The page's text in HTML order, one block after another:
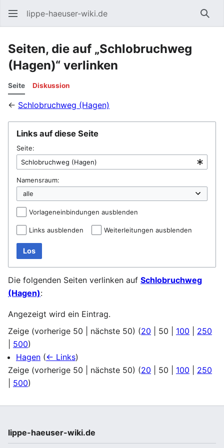
lippe-haeuser-wiki.de
Seiten, die auf „Schlobruchweg
(Hagen)“ verlinken
Seite Diskussion
← Schlobruchweg (Hagen)
Links auf diese Seite
Seite:
Namensraum:
Vorlageneinbindungen ausblenden
Links ausblenden Weiterleitungen ausblenden
Los
Die folgenden Seiten verlinken auf Schlobruchweg
(Hagen):
Angezeigt wird ein Eintrag.
Zeige (vorherige 50 nächste 50) (20 50 100
250
500)
Hagen (← Links)
Zeige (vorherige 50 nächste 50) (20 50 100
250
500)
lippe-haeuser-wiki.de